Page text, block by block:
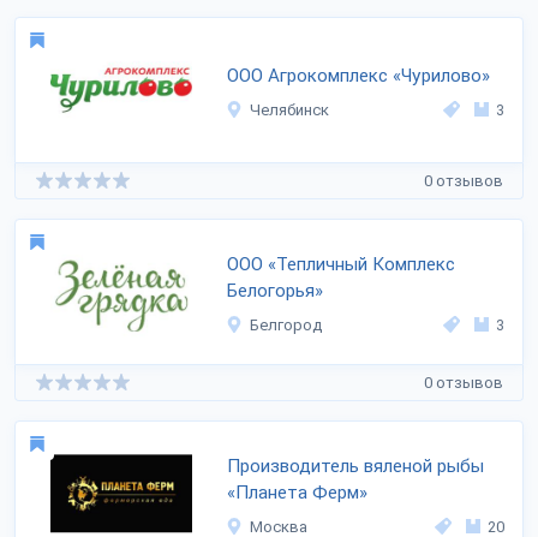
ООО Агрокомплекс «Чурилово»
Челябинск 3
0 отзывов
ООО «Тепличный Комплекс
Белогорья»
Белгород 3
0 отзывов
Производитель вяленой рыбы
«Планета Ферм»
Москва 20